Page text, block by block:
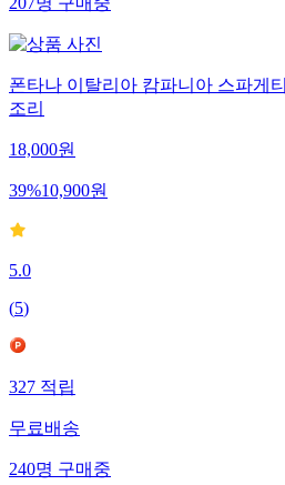
207명구매중
폰타나 이탈리아 캄파니아 스파게
조리
18,000원
39%10,900원
5.0
(5)
327적립
무료배송
240명구매중